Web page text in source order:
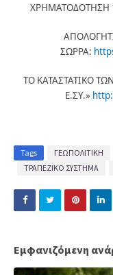
ΧΡΗΜΑΤΟΔΟΤΗΣΗ
ΣΩΡΡΑ:
ΤΟ ΚΑΤΑΣΤΑΤΙΚΟ
Ε.ΣΥ.»
Tags ΓΕΩΠΟΛΙΤΙΚΗ
ΤΡΑΠΕΖΙΚΟ ΣΥΣΤΗΜΑ
Εμφανιζόμενη